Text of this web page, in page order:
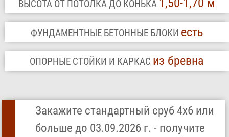
ВЫСОТА ОТ ПОТОЛКА ДО КОНЬКА 1,50-1,70 м
ФУНДАМЕНТНЫЕ БЕТОННЫЕ БЛОКИ есть
ОПОРНЫЕ СТОЙКИ И КАРКАС из бревна
Закажите стандартный сруб 4х6 или
больше до 03.09.2026 г. - получите